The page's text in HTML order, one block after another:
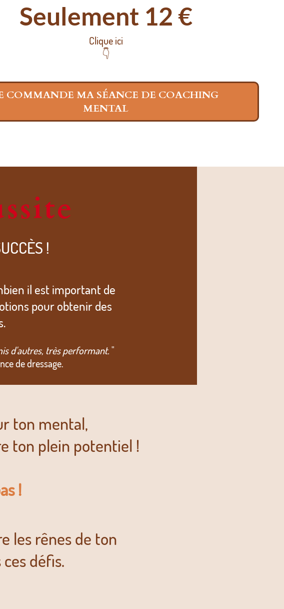
Seulement 12 €
Clique ici
👇
COMMANDE MA SÉANCE DE COACHING
MENTAL
!
il est important de
pour obtenir des
d'autres, très performant."
de dressage.
ton mental,
ton plein potentiel !
!
les rênes de ton
défis.